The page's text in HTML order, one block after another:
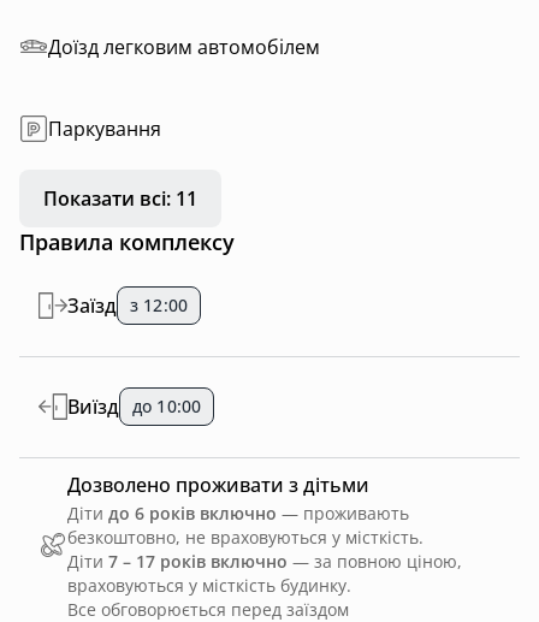
Доїзд легковим автомобілем
Паркування
Показати всі: 11
Правила комплексу
Заїзд з 12:00
Виїзд до 10:00
Дозволено проживати з дітьми
Діти до 6 років включно — проживають
безкоштовно, не враховуються у місткість.
Діти 7 – 17 років включно — за повною ціною,
враховуються у місткість будинку.
Все обговорюється перед заїздом